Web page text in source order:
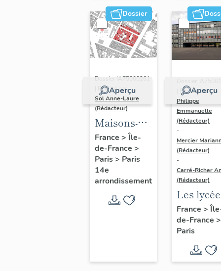
Dossier
Aperçu
Dossier IA75000261
| Réalisé par
Sol Anne-Laure
(Rédacteur)
Maisons-
immeubles
France > Île-
de-France >
Paris> Paris
14e
arrondissement
Aperçu
| Réalisé par
Philippe
Emmanuelle
(Rédacteur)
-
Mercier
(Rédacteur)
-
Carré-Richer
(Rédacteur)
Les
Jean-
Dondel
Roger
Dhuit
France >
de-France >
Paris